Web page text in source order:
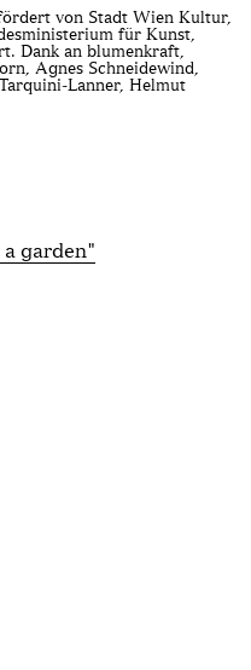
von Stadt Wien Kultur,
für Kunst,
Dank an blumenkraft,
Agnes Schneidewind,
Lanner, Helmut
garden"